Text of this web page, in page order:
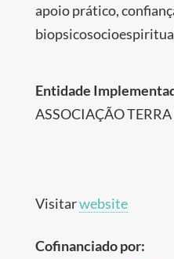
apoio prático,
Entidade
ASSOCIAÇÃO
Visitarwebsite
Cofinanciado por: